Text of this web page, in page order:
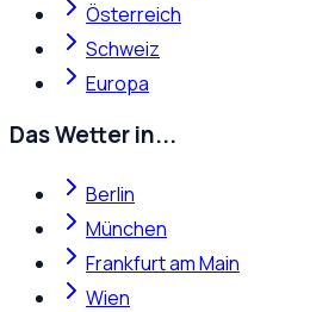
Österreich
Schweiz
Europa
Das Wetter in...
Berlin
München
Frankfurt am Main
Wien